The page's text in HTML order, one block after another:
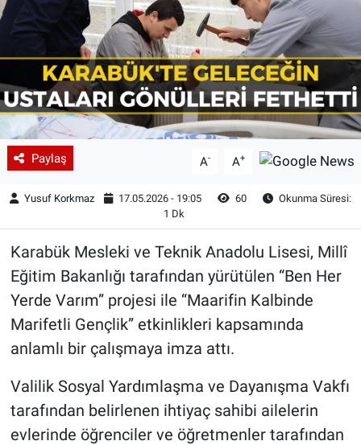
Paylaş A- A+
Yusuf Korkmaz 17.05.2026 - 19:05 60
Okunma Süresi:
1 Dk
Karabük Mesleki ve Teknik Anadolu Lisesi, Millî
Eğitim Bakanlığı tarafından yürütülen “Ben Her
Yerde Varım” projesi ile “Maarifin Kalbinde
Marifetli Gençlik” etkinlikleri kapsamında
anlamlı bir çalışmaya imza attı.
Valilik Sosyal Yardımlaşma ve Dayanışma Vakfı
tarafından belirlenen ihtiyaç sahibi ailelerin
evlerinde öğrenciler ve öğretmenler tarafından